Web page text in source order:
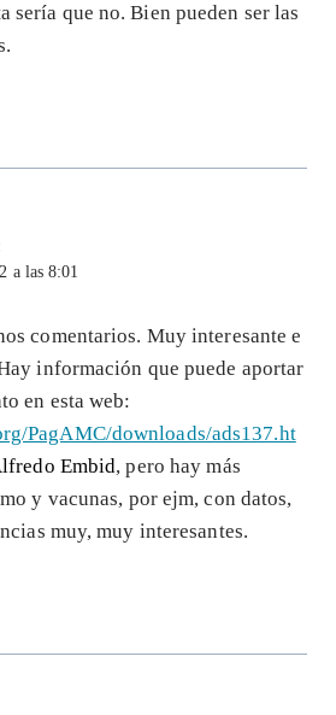
sería que no. Bien pueden ser las
a las 8:01
comentarios. Muy interesante e
información que puede aportar
en esta web:
PagAMC/downloads/ads137.ht
Embid, pero hay más
y vacunas, por ejm, con datos,
muy, muy interesantes.